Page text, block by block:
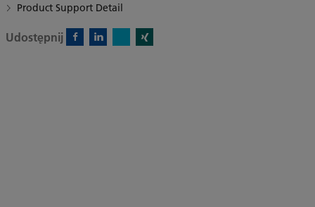
Product Support Detail
Udostępnij